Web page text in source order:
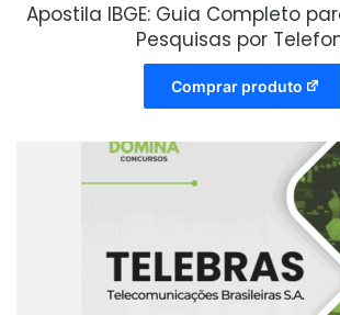
Apostila IBGE: Guia Completo
Pesquisas por
Comprar produto